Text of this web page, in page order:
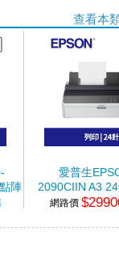
查看本
陣
愛普生
2090CIIN A3
印表
網路價